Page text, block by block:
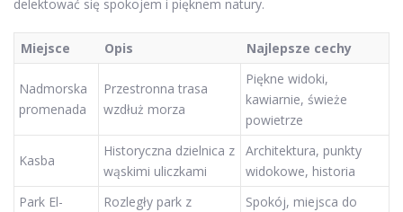
delektować się spokojem i pięknem natury.
Miejsce Opis Najlepsze cechy
Nadmorska
promenada
Przestronna trasa
wzdłuż morza
Piękne widoki,
kawiarnie, świeże
powietrze
Kasba
Historyczna dzielnica z
wąskimi uliczkami
Architektura, punkty
widokowe, historia
Park El-
Rozległy park z
Spokój, miejsca do